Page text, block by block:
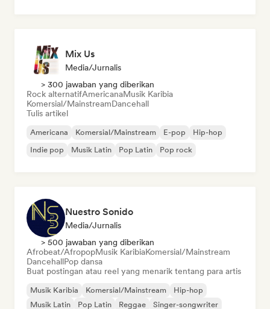
Mix Us
Media/Jurnalis
> 300 jawaban yang diberikan
Rock alternatifAmericanaMusik Karibia
Komersial/MainstreamDancehall
Tulis artikel
Americana Komersial/Mainstream E-pop
Hip-hop
Indie pop
Musik Latin Pop Latin Pop rock
Nuestro Sonido
Media/Jurnalis
> 500 jawaban yang diberikan
Afrobeat/AfropopMusik KaribiaKomersial/Mainstream
DancehallPop dansa
Buat postingan atau reel yang menarik tentang para artis
Musik Karibia Komersial/Mainstream
Hip-hop
Musik Latin
Pop Latin Reggae
Singer-songwriter